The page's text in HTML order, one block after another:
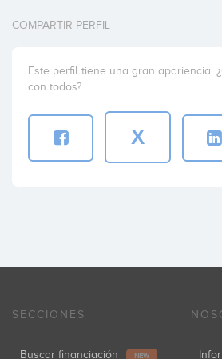
COMPARTIR PERFIL
Este perfil tiene una gran apariencia.
con todos?
X
SECCIONES
Buscar financiación NEW